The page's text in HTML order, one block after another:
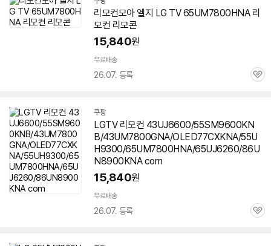
리모컨모아 엘지 LG TV65UM7800HNA리
모컨 리모콘
15,840원
무료배송
26.07. 등록
관
쿠팡
LGTV 리모컨 43UJ6600/55SM9600KN
B/43UM7800GNA/OLED77CXKNA/55U
H9300/65UM7800HNA/65UJ6260/86U
N8900KNA com
15,840원
무료배송
26.07. 등록
관